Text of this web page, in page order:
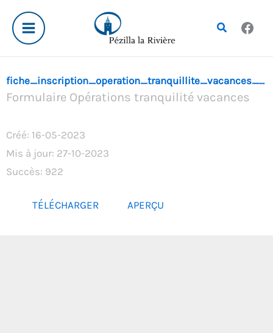
contenu
Rechercher
fiche_inscription_operation_tranquillite_vacances_...
Formulaire Opérations tranquilité vacances
Créé: 16-05-2023
Mis à jour: 27-10-2023
Succès: 922
TÉLÉCHARGER APERÇU